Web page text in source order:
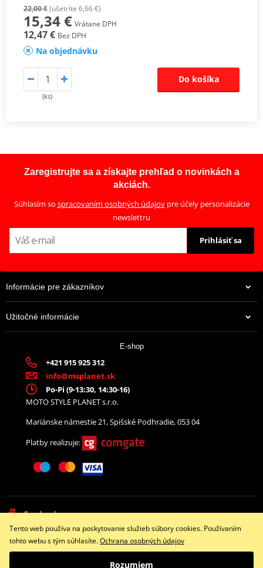
22,00 €(ušetríte 6,66 €)
15,34 € Vrátane DPH
12,47 € Bez DPH
Na objednávku
(ks)
Do košíka
Zaregistrujte sa a získajte prehľad o novinkách a
akciách.
Súhlasím so spracovaním osobných údajovpre účely personalizácie
newslettru
Prihlásiť sa
Informácie pre zákazníkov
Užitočné informácie
E-shop
+421 915 925 312
info@msplanet.sk
Po-Pi (9-13:30, 14:30-16)
MOTO STYLE PLANET s.r.o.
Mariánske námestie 21, Spišské Podhradie, 053 04
Platby realizuje:
Facebook
Copyright © 2026 www.namotorku.sk
Tento web používa na poskytovanie služieb súbory cookies. Používaním
tohto webu s tým súhlasíte.Ochrana osobných údajov
Rozumiem